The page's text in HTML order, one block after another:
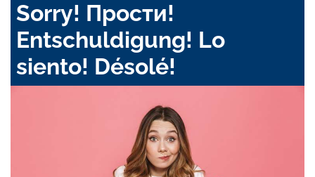
Sorry! Прости!
Entschuldigung! Lo
siento! Désolé!